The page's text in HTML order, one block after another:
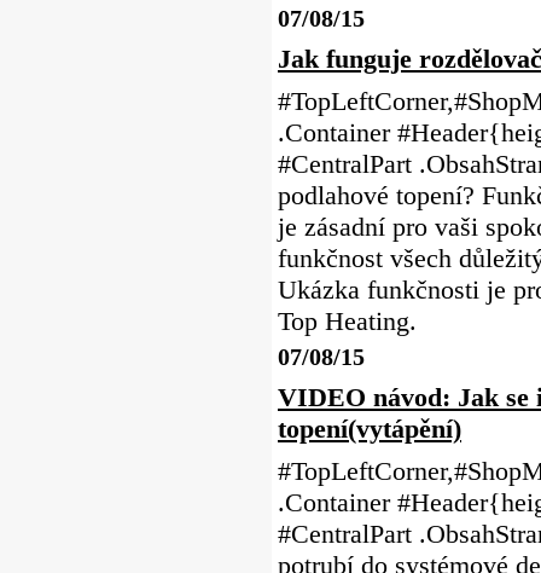
07/08/15
Jak funguje
.Container
#CentralPart
podlahové topení?
je zásadní pro vaši
funkčnost všech
Ukázka funkčnosti je
Top Heating.
07/08/15
VIDEO návod: Jak se
topení(vytápění)
.Container
#CentralPart
potrubí do systémové